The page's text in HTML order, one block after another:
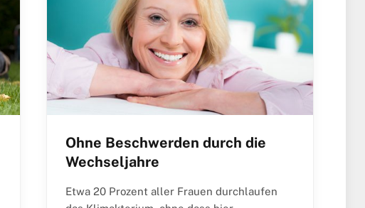
Ohne Beschwerden durch die
Wechseljahre
Etwa 20 Prozent aller Frauen durchlaufen